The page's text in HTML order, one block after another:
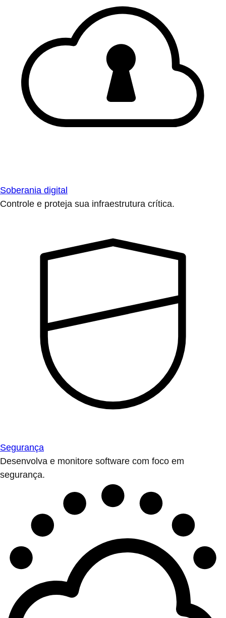
Soberania digital
Controle e proteja sua infraestrutura crítica.
Segurança
Desenvolva e monitore software com foco em
segurança.